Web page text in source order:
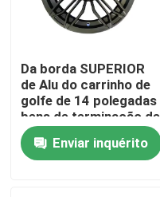
Casa
Da borda SUPERIOR
de Alu do carrinho de
golfe de 14 polegadas
bens de terminação de
Chrome
Enviar inquérito